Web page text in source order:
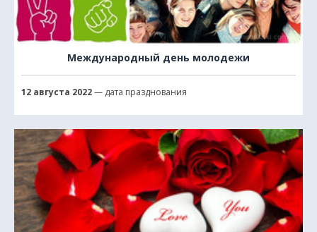
Международный день молодежи
12 августа 2022— дата празднования